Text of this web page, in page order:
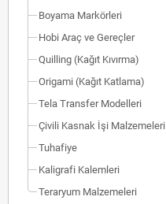
Boyama Markörleri
Hobi Araç ve Gereçler
Quilling (Kağıt Kıvırma)
Origami (Kağıt Katlama)
Tela Transfer Modelleri
Çivili Kasnak İşi Malzemeleri
Tuhafiye
Kaligrafi Kalemleri
Teraryum Malzemeleri